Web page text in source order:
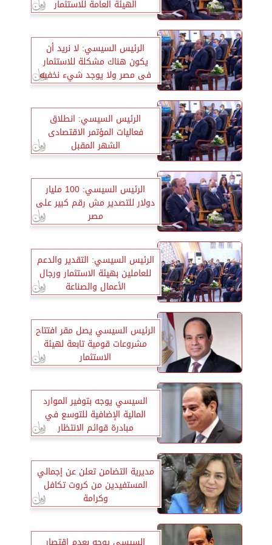
الهيئة العامة للاستثمار
الرئيس السيسي: لا نريد أن
يكون هناك مشكلة للاستثمار
فى مصر ولا يوجد شيء نخفيه
عليكم
الرئيس السيسي: انطلاق
فعاليات المؤتمر الاقتصادى
الشهر المقبل
الرئيس السيسي: 100 مليار
دولار للتصدير مش رقم كبير على
مصر
الرئيس السيسي: التقدير والدعم
للعاملين بهيئة الاستثمار ورجال
الأعمال والصناعة
الرئيس السيسي يصل مقر افتتاح
مشروعات قومية تابعة لهيئة
الاستثمار
السيسي يوجه بتوفير الموارد
المالية الإضافية للتوسع في
مبادرة قوائم الانتظار
مديرية التضامن تعلن عن إجمالي
المستفيدين من كروت تكافل
وكرامة